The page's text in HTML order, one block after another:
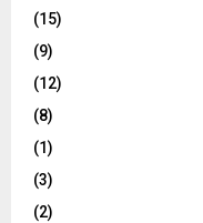
(15)
(9)
(12)
(8)
(1)
(3)
(2)